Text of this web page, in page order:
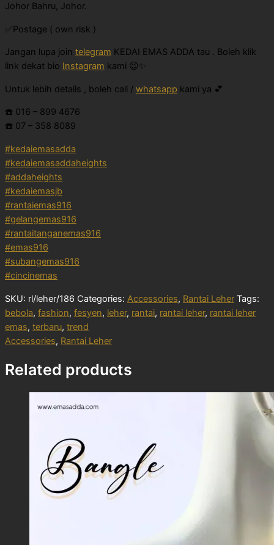
Johor Bahru, Johor.
✅Postage ( own risk )
Jangan lupa join telegram KEDAI EMAS ADDA tau . Boleh klik
link dekat bio Instagram kami 😉✨
Untuk lebih details , boleh call / whatsapp kami ya 💕
☎️ 016 – 899 4676
☎️ 07 – 358 8089
#kedaiemasadda
#kedaiemasaddaheights
#addaheights
#kedaiemasjb
#rantaiemas916
#gelangemas916
#rantaitanganemas916
#emas916
#subangemas916
#cincinemas
SKU: rl/leher/186 Categories: Accessories, Rantai Leher Tags:
bebola, fashion, fesyen, leher, rantai, rantai leher, rantai leher
emas, terbaru, trend
Accessories, Rantai Leher
Related products